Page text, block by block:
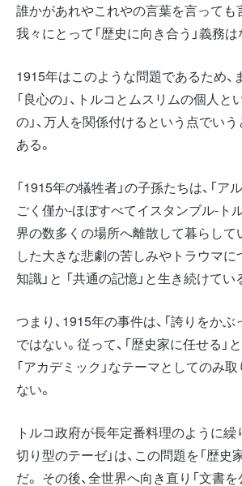
誰かがあれやこれやの言葉を言っても
我々にとって「歴史に向き合う」義務は
1915年はこのような問題であるため、
「良心の」、トルコとムスリムの個人と
の」、万人を関係付けるという点でいう
ある。
「1915年の犠牲者」の子孫たちは、「ア
ごく僅か-ほぼすべてイスタンブル-ト
界の数多くの場所へ離散して暮らして
した大きな悲劇の苦しみやトラウマに
知識」と 「共通の記憶」と生き続けてい
つまり、1915年の事件は、「誇りをか
ではない。従って、「歴史家に任せる」
「アカデミック」なテーマとしてのみ
ない。
トルコ政府が長年定番料理のように繰
切り型のテーゼ」は、この問題を「歴史
だ。 その後、全世界へ向き直り「文書